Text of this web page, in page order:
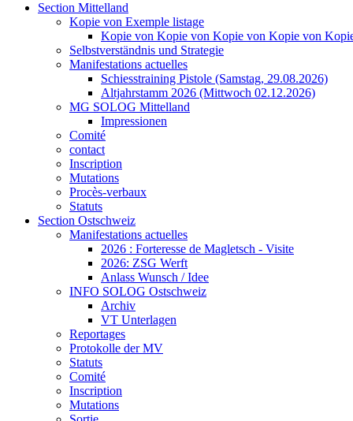
Section Mittelland
Kopie von Exemple listage
Kopie von Kopie von Kopie von Kopie von
Selbstverständnis und Strategie
Manifestations actuelles
Schiesstraining Pistole (Samstag, 29.08.2026)
Altjahrstamm 2026 (Mittwoch 02.12.2026)
MG SOLOG Mittelland
Impressionen
Comité
contact
Inscription
Mutations
Procès-verbaux
Statuts
Section Ostschweiz
Manifestations actuelles
2026 : Forteresse de Magletsch - Visite
2026: ZSG Werft
Anlass Wunsch / Idee
INFO SOLOG Ostschweiz
Archiv
VT Unterlagen
Reportages
Protokolle der MV
Statuts
Comité
Inscription
Mutations